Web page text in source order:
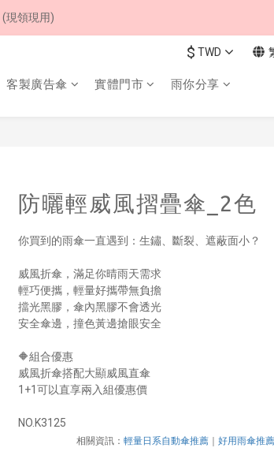
現領現用)
袋(乙個)
$ TWD
客製廣告傘 實體門市 雨你分享
防曬輕威風摺疊傘_2色
你買到的雨傘一直遇到：生鏽、斷裂、遮蔽面小？
威風折傘，滿足你晴雨天需求
輕巧便攜，輕量好攜帶無負擔
擋光黑膠，傘內黑膠不會透光
安全傘邊，撞色黃邊搶眼安全
🔶組合優惠
威風折傘搭配大顯威風直傘
1+1可以直享兩入組優惠價
NO.K3125
相關資訊： 輕量日系自動傘推薦 好用雨傘推薦